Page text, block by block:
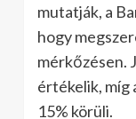
mutatják, a
hogy
mérkőzésen.
értékelik, míg
15% körüli.